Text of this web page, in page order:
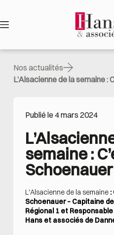
contenu
Nos actualités
L’Alsacienne de la semaine :
Publié le 4 mars 2024
semaine :
Schoenauer
L'Alsacienne de la semaine :
Schoenauer – Capitaine
Régional 1 et
Hans et associés de